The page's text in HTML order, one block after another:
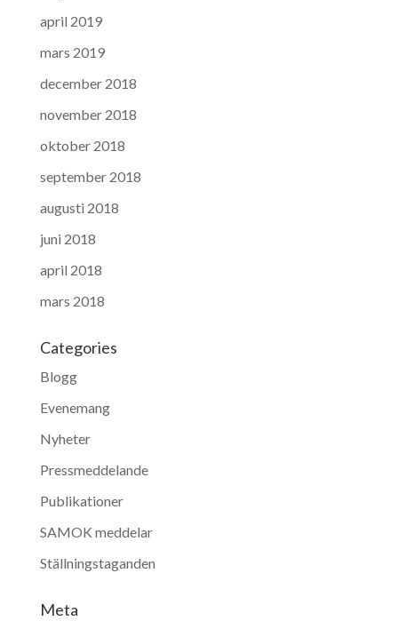
april 2019
mars 2019
december 2018
november 2018
oktober 2018
september 2018
augusti 2018
juni 2018
april 2018
mars 2018
Categories
Blogg
Evenemang
Nyheter
Pressmeddelande
Publikationer
SAMOK meddelar
Ställningstaganden
Meta